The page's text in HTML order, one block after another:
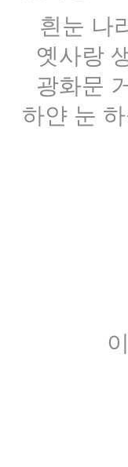
흰눈 나
옛사랑
광화문
하얀 눈